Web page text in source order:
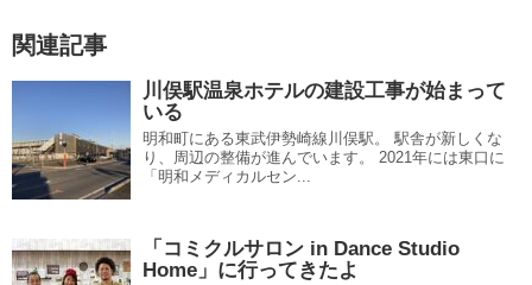
関連記事
川俣駅温泉ホテルの建設工事が始まって
いる
明和町にある東武伊勢崎線川俣駅。 駅舎が新しくな
り、周辺の整備が進んでいます。 2021年には東口に
「明和メディカルセン...
「コミクルサロン in Dance Studio
Home」に行ってきたよ